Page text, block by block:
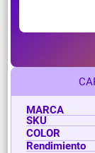
MARCA
SKU
COLOR
Rendimiento